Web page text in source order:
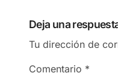
Deja una
Tu dirección de
Comentario *